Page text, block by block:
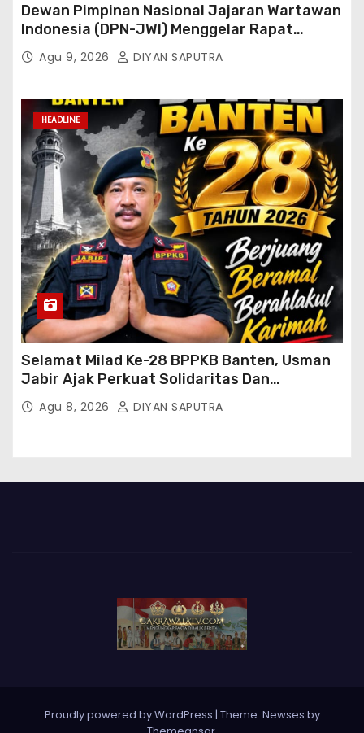
Dewan Pimpinan Nasional Jajaran Wartawan
Indonesia (DPN-JWI) Menggelar Rapat
Konsolidasi Dan Restrukturisasi Di Jakarta
Agu 9, 2026 DIYAN SAPUTRA
HEADLINE
Selamat Milad Ke-28 BPPKB Banten, Usman
Jabir Ajak Perkuat Solidaritas Dan
Kebersamaan
Agu 8, 2026 DIYAN SAPUTRA
Proudly powered by WordPress | Theme: Newses by